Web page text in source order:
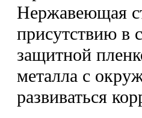
Нержавеющая
присутствию в
защитной
металла с
развиваться